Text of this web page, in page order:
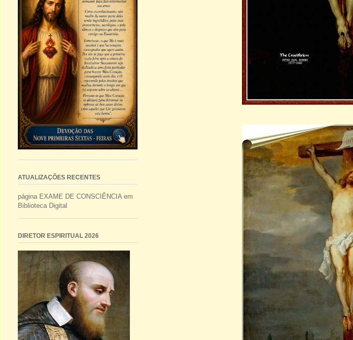
ATUALIZAÇÕES RECENTES
página EXAME DE CONSCIÊNCIA em
Biblioteca Digital
DIRETOR ESPIRITUAL 2026